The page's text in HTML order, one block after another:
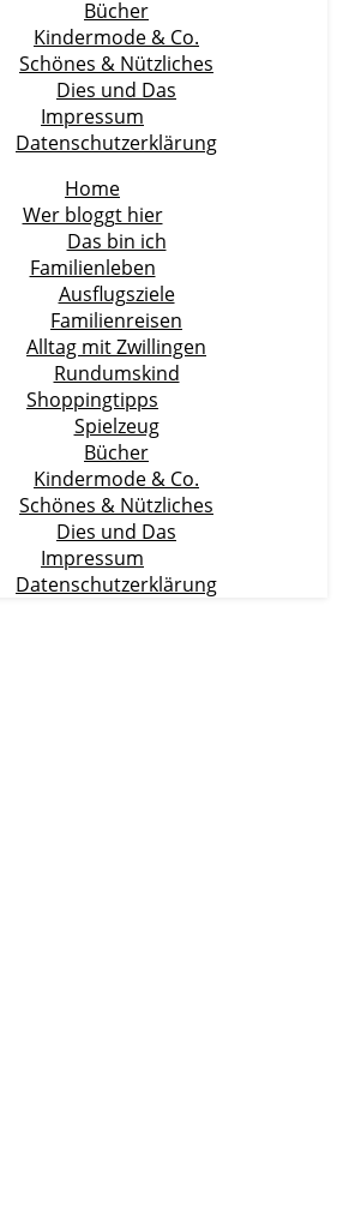
Bücher
Kindermode & Co.
Schönes & Nützliches
Dies und Das
Impressum
Datenschutzerklärung
Home
Wer bloggt hier
Das bin ich
Familienleben
Ausflugsziele
Familienreisen
Alltag mit Zwillingen
Rundumskind
Shoppingtipps
Spielzeug
Bücher
Kindermode & Co.
Schönes & Nützliches
Dies und Das
Impressum
Datenschutzerklärung